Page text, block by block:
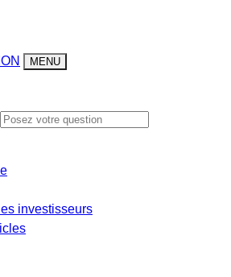
MENU
investisseurs